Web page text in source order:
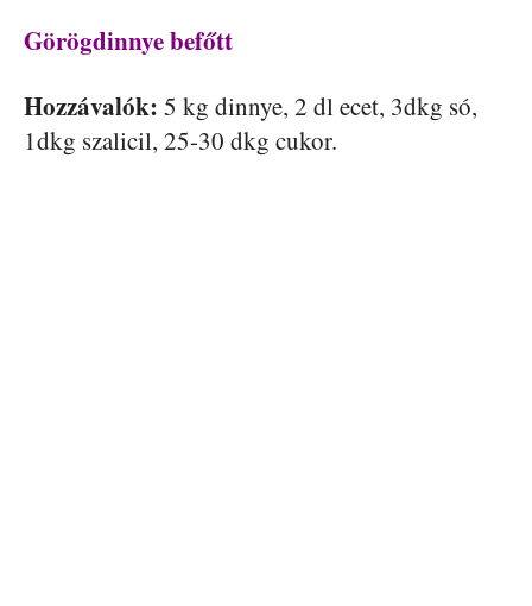
Görögdinnye befőtt
Hozzávalók: 5 kg dinnye, 2 dl ecet, 3dkg só,
1dkg szalicil, 25-30 dkg cukor.